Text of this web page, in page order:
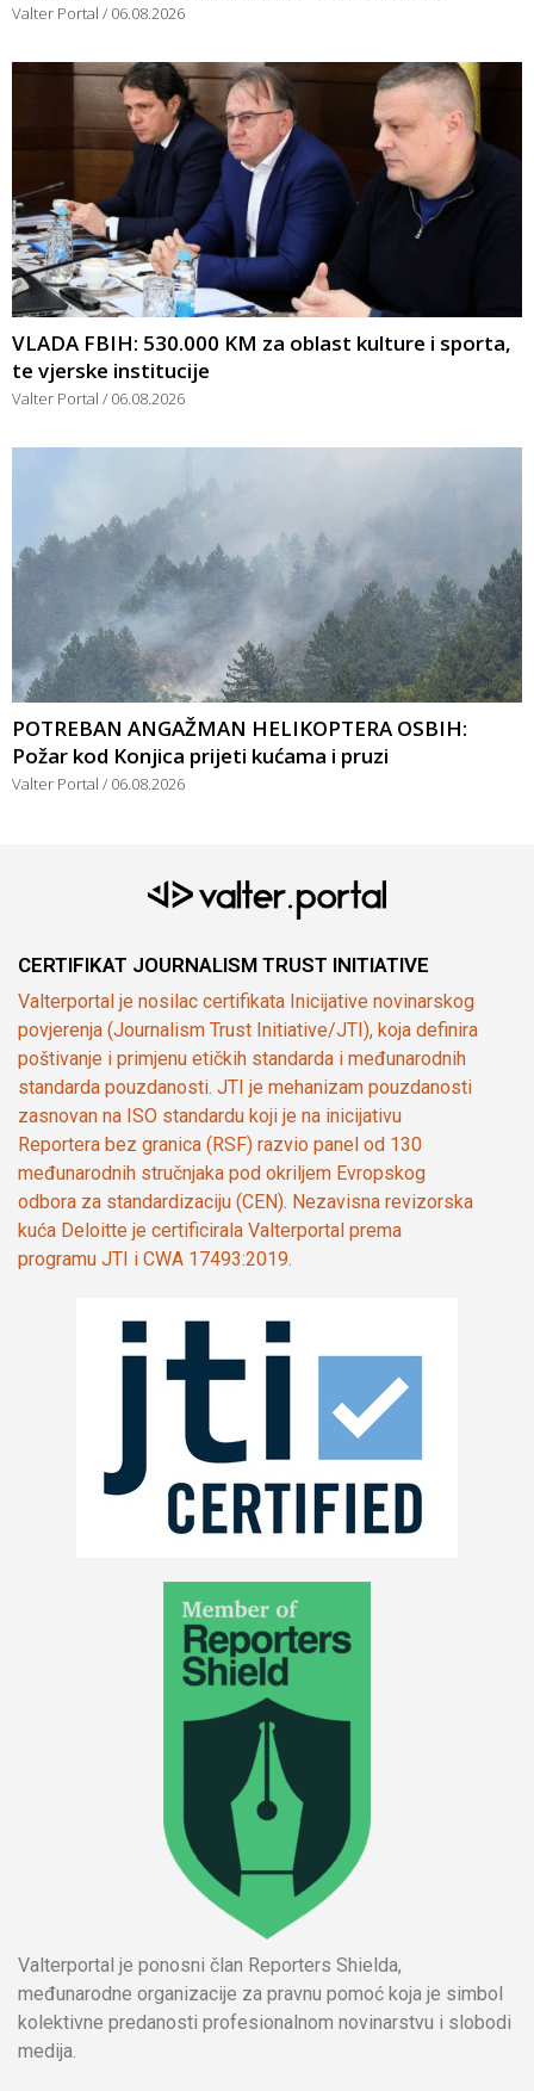
Valter Portal 06.08.2026
VLADA FBIH: 530.000 KM za oblast kulture i sporta,
te vjerske institucije
Valter Portal 06.08.2026
POTREBAN ANGAŽMAN HELIKOPTERA OSBIH:
Požar kod Konjica prijeti kućama i pruzi
Valter Portal 06.08.2026
CERTIFIKAT JOURNALISM TRUST INITIATIVE
Valterportal je nosilac certifikata Inicijative novinarskog
povjerenja (Journalism Trust Initiative/JTI), koja definira
poštivanje i primjenu etičkih standarda i međunarodnih
standarda pouzdanosti. JTI je mehanizam pouzdanosti
zasnovan na ISO standardu koji je na inicijativu
Reportera bez granica (RSF) razvio panel od 130
međunarodnih stručnjaka pod okriljem Evropskog
odbora za standardizaciju (CEN). Nezavisna revizorska
kuća Deloitte je certificirala Valterportal prema
programu JTI i CWA 17493:2019.
Valterportal je ponosni član Reporters Shielda,
međunarodne organizacije za pravnu pomoć koja je simbol
kolektivne predanosti profesionalnom novinarstvu i slobodi
medija.